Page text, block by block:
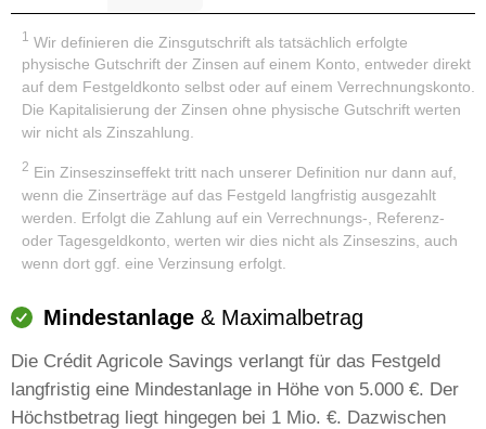
1 Wir definieren die Zinsgutschrift als tatsächlich erfolgte
physische Gutschrift der Zinsen auf einem Konto, entweder direkt
auf dem Festgeldkonto selbst oder auf einem Verrechnungskonto.
Die Kapitalisierung der Zinsen ohne physische Gutschrift werten
wir nicht als Zinszahlung.
2 Ein Zinseszinseffekt tritt nach unserer Definition nur dann auf,
wenn die Zinserträge auf das Festgeld langfristig ausgezahlt
werden. Erfolgt die Zahlung auf ein Verrechnungs-, Referenz-
oder Tagesgeldkonto, werten wir dies nicht als Zinseszins, auch
wenn dort ggf. eine Verzinsung erfolgt.
Mindestanlage & Maximalbetrag
Die Crédit Agricole Savings verlangt für das Festgeld
langfristig eine Mindestanlage in Höhe von 5.000 €. Der
Höchstbetrag liegt hingegen bei 1 Mio. €. Dazwischen